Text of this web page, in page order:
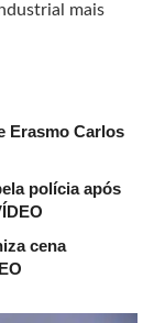
mais
Erasmo Carlos
polícia após
cena